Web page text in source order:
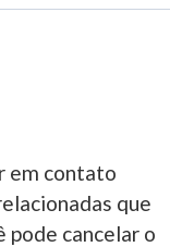
em contato
que
pode cancelar o